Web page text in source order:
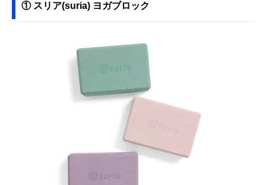
① スリア(suria) ヨガブロック